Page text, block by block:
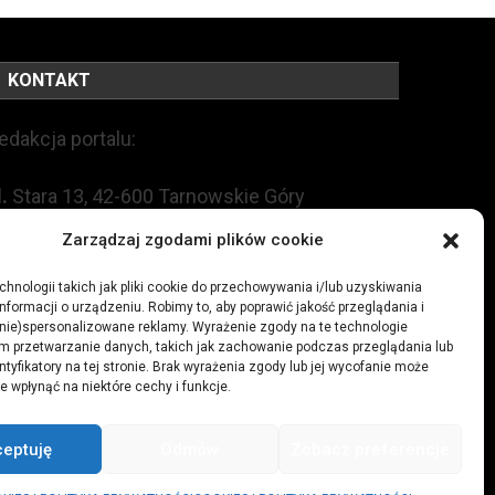
Zarządzaj zgodami plików cookie
takich jak pliki cookie do przechowywania i/lub uzyskiwania
o urządzeniu. Robimy to, aby poprawić jakość przeglądania i
reklamy. Wyrażenie zgody na te technologie
przetwarzanie danych, takich jak zachowanie podczas przeglądania lub
na tej stronie. Brak wyrażenia zgody lub jej wycofanie może
wpłynąć na niektóre cechy i funkcje.
KONTAKT
portalu:
Stara 13, 42-600 Tarnowskie Góry
+48 509 547 822
redakcja@czytamiwiem.pl
biuro@czytamiwiem.pl